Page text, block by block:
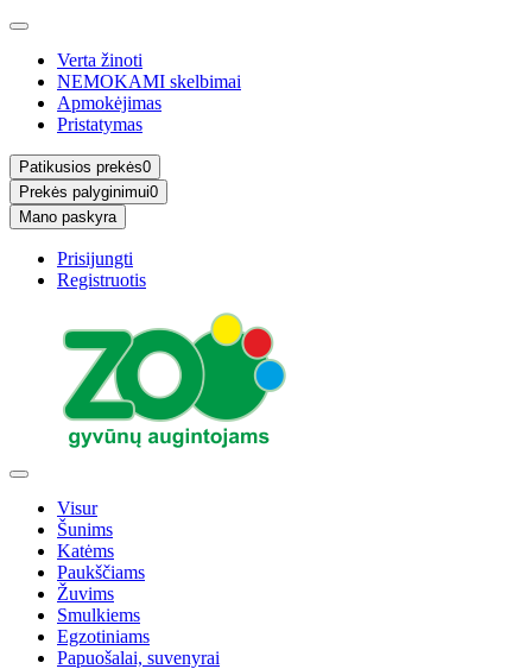
Verta žinoti
NEMOKAMI skelbimai
Apmokėjimas
Pristatymas
Patikusios prekės0
Prekės palyginimui0
Mano paskyra
Prisijungti
Registruotis
Visur
Šunims
Katėms
Paukščiams
Žuvims
Smulkiems
Egzotiniams
Papuošalai, suvenyrai